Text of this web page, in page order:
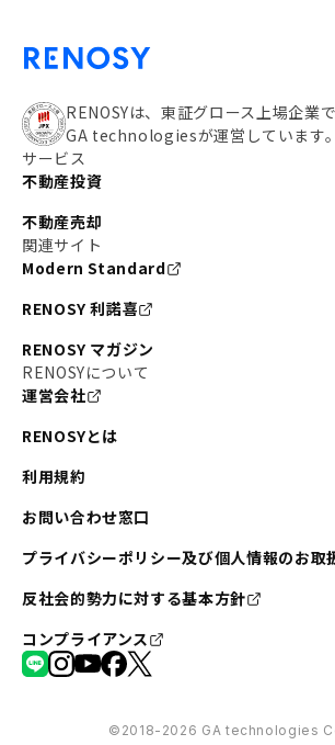
RENOSYは、東証グロース上場企業
GA technologiesが運営しています。
サービス
不動産投資
不動産売却
関連サイト
Modern Standard
RENOSY 利諾喜
RENOSY マガジン
RENOSYについて
運営会社
RENOSYとは
利用規約
お問い合わせ窓口
プライバシーポリシー及び個人情報のお取
反社会的勢力に対する基本方針
コンプライアンス
©︎2018-2026 GA technologies